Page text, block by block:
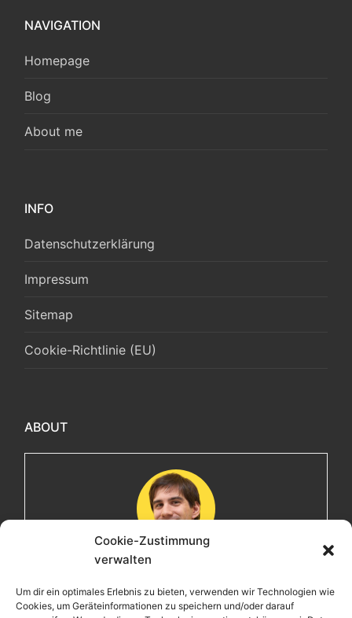
Cookie-Zustimmung
verwalten
Um dir ein optimales Erlebnis zu bieten, verwenden wir Technologien wie
Cookies, um Geräteinformationen zu speichern und/oder darauf
NAVIGATION
Homepage
Blog
About me
INFO
Datenschutzerklärung
Impressum
Sitemap
Cookie-Richtlinie (EU)
ABOUT
Herzlich willkommen! Ich bin Max, ein Informatiker mit